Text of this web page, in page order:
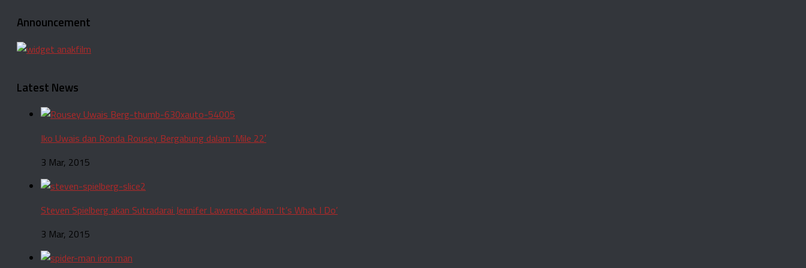
Announcement
Latest News
Iko Uwais dan Ronda Rousey Bergabung dalam ‘Mile 22′
3 Mar, 2015
Steven Spielberg akan Sutradarai Jennifer Lawrence dalam ‘It’s What I Do’
3 Mar, 2015